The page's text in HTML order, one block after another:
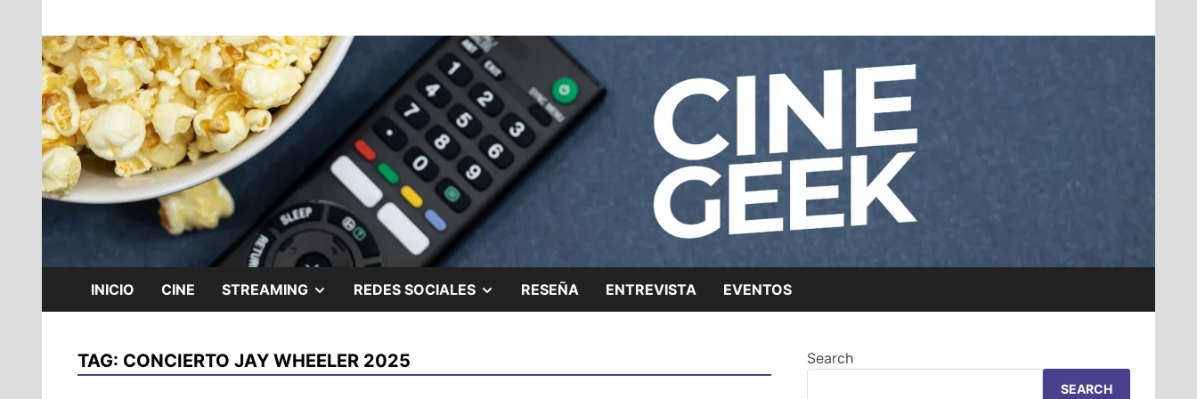
to
contentCine Geek
INICIO CINE STREAMING SHOW
MENU
REDES SOCIALES SHOW
MENU
RESEÑA ENTREVISTA EVENTOS
TAG: CONCIERTO JAY WHEELER 2025 Search
SEARCH